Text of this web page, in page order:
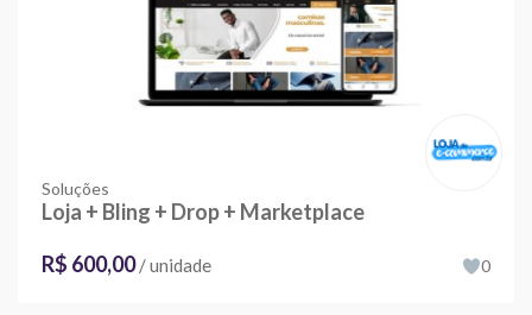
Soluções
Loja + Bling + Drop + Marketplace
R$ 600,00/ unidade 0